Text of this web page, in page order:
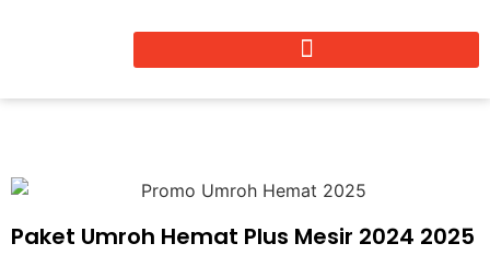
Paket Umroh Hemat Plus Mesir 2024 2025